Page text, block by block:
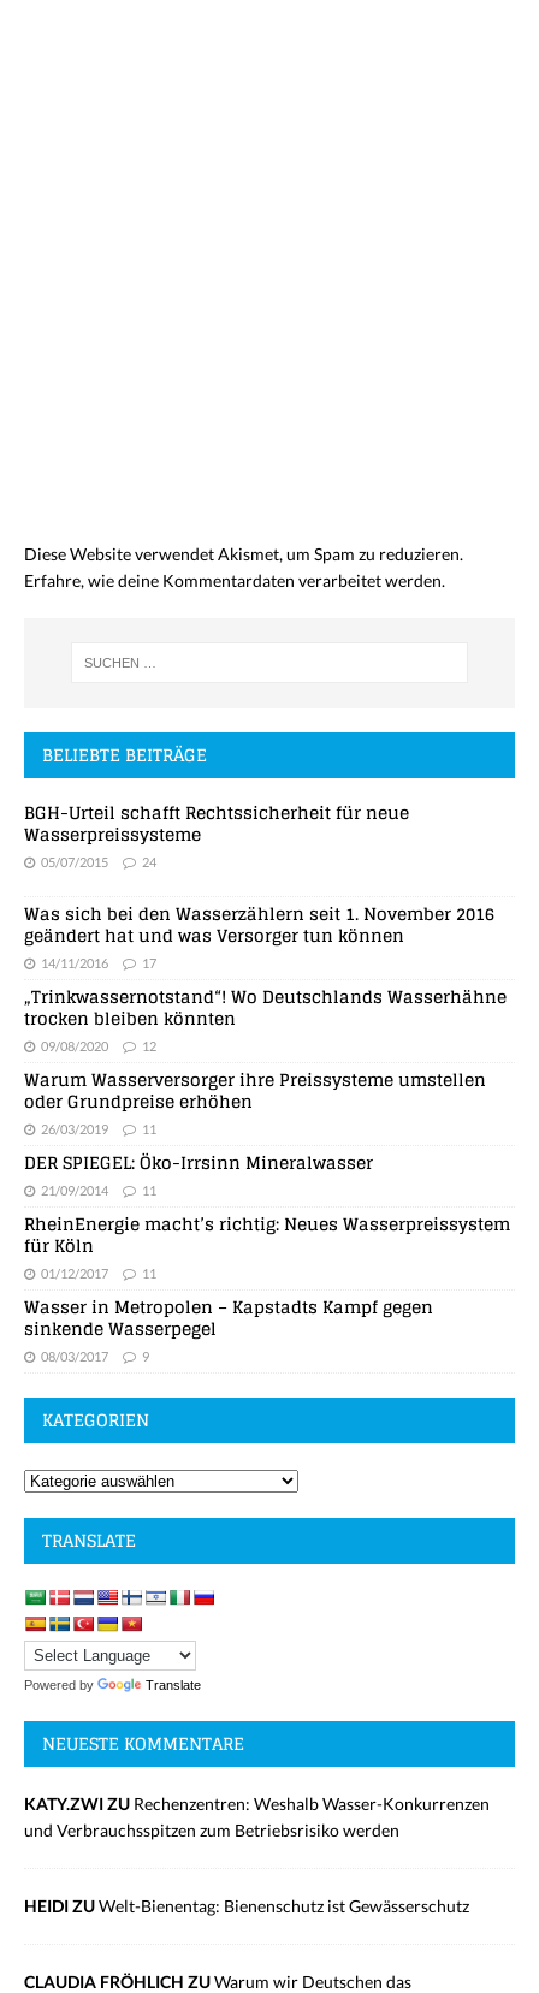
Diese Website verwendet Akismet, um Spam zu reduzieren.
Erfahre, wie deine Kommentardaten verarbeitet werden.
BELIEBTE BEITRÄGE
BGH-Urteil schafft Rechtssicherheit für neue
Wasserpreissysteme
05/07/2015 24
Was sich bei den Wasserzählern seit 1. November 2016
geändert hat und was Versorger tun können
14/11/2016 17
„Trinkwassernotstand“! Wo Deutschlands Wasserhähne
trocken bleiben könnten
09/08/2020 12
Warum Wasserversorger ihre Preissysteme umstellen
oder Grundpreise erhöhen
26/03/2019 11
DER SPIEGEL: Öko-Irrsinn Mineralwasser
21/09/2014 11
RheinEnergie macht’s richtig: Neues Wasserpreissystem
für Köln
01/12/2017 11
Wasser in Metropolen – Kapstadts Kampf gegen
sinkende Wasserpegel
08/03/2017 9
KATEGORIEN
TRANSLATE
Powered by Translate
NEUESTE KOMMENTARE
KATY.ZWI ZU Rechenzentren: Weshalb Wasser-Konkurrenzen
und Verbrauchsspitzen zum Betriebsrisiko werden
HEIDI ZUWelt-Bienentag: Bienenschutz ist Gewässerschutz
CLAUDIA FRÖHLICH ZUWarum wir Deutschen das